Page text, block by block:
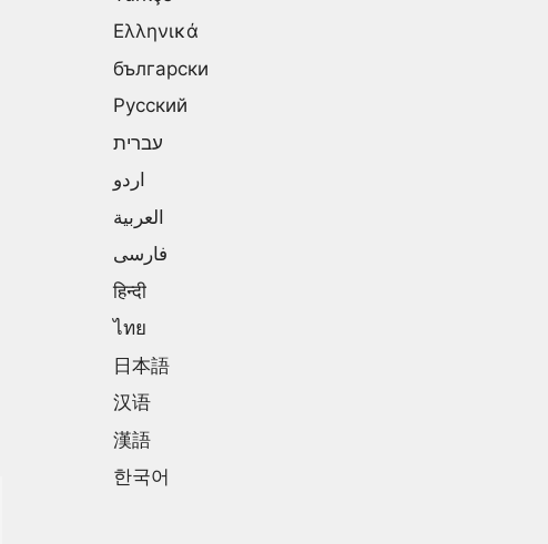
Ελληνικά
български
Русский
עברית
اردو
العربية
فارسی
हिन्दी
ไทย
日本語
汉语
漢語
한국어